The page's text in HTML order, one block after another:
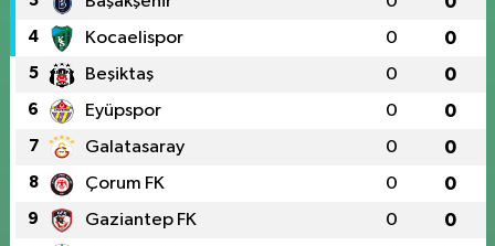
4 Kocaelispor 0 0
5 Beşiktaş 0 0
6 Eyüpspor 0 0
7 Galatasaray 0 0
8 Çorum FK 0 0
9 Gaziantep FK 0 0